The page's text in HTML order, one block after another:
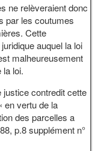
ne relèveraient donc
par les coutumes
Cette
auquel la loi
malheureusement
la loi.
contredit cette
en vertu de la
des parcelles a
p.8 supplément n°